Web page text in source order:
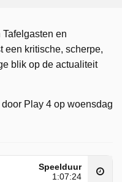
en
een kritische, scherpe,
blik op de actualiteit
Play 4 op woensdag
Speelduur
1:07:24